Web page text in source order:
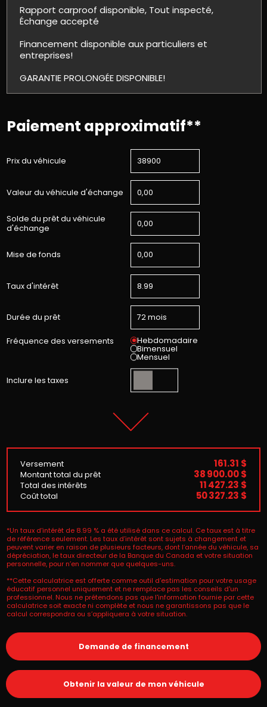
Rapport carproof disponible, Tout inspecté,
Échange accepté
Financement disponible aux particuliers et
entreprises!
GARANTIE PROLONGÉE DISPONIBLE!
Paiement approximatif**
Prix du véhicule
Valeur du véhicule d'échange
Solde du prêt du véhicule
d'échange
Mise de fonds
Taux d'intérêt
Durée du prêt
Fréquence des versements
Hebdomadaire
Bimensuel
Mensuel
Inclure les taxes
Versement 161.31 $
Montant total du prêt 38 900.00 $
Total des intérêts 11 427.23 $
Coût total 50 327.23 $
*Un taux d’intérêt de 8.99 % a été utilisé dans ce calcul. Ce taux est à titre
de référence seulement. Les taux d’intérêt sont sujets à changement et
peuvent varier en raison de plusieurs facteurs, dont l’année du véhicule, sa
dépréciation, le taux directeur de la Banque du Canada et votre situation
personnelle, pour n’en nommer que quelques-uns.
**Cette calculatrice est offerte comme outil d'estimation pour votre usage
éducatif personnel uniquement et ne remplace pas les conseils d'un
professionnel. Nous ne prétendons pas que l'information fournie par cette
calculatrice soit exacte ni complète et nous ne garantissons pas que le
calcul correspondra ou s’appliquera à votre situation.
Demande de financement
Obtenir la valeur de mon véhicule